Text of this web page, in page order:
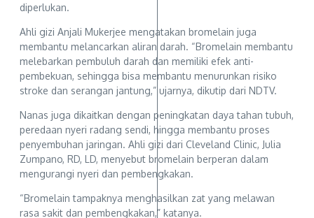
diperlukan.
Ahli gizi Anjali Mukerjee mengatakan bromelain juga
membantu melancarkan aliran darah. “Bromelain membantu
melebarkan pembuluh darah dan memiliki efek anti-
pembekuan, sehingga bisa membantu menurunkan risiko
stroke dan serangan jantung,” ujarnya, dikutip dari NDTV.
Nanas juga dikaitkan dengan peningkatan daya tahan tubuh,
peredaan nyeri radang sendi, hingga membantu proses
penyembuhan jaringan. Ahli gizi dari Cleveland Clinic, Julia
Zumpano, RD, LD, menyebut bromelain berperan dalam
mengurangi nyeri dan pembengkakan.
“Bromelain tampaknya menghasilkan zat yang melawan
rasa sakit dan pembengkakan,” katanya.